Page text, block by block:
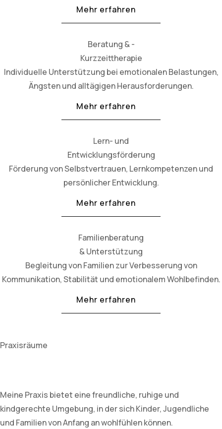
Mehr erfahren
Beratung & -
Kurzzeittherapie
Individuelle Unterstützung bei emotionalen Belastungen,
Ängsten und alltägigen Herausforderungen.
Mehr erfahren
Lern- und
Entwicklungsförderung
Förderung von Selbstvertrauen, Lernkompetenzen und
persönlicher Entwicklung.
Mehr erfahren
Familienberatung
& Unterstützung
Begleitung von Familien zur Verbesserung von
Kommunikation, Stabilität und emotionalem Wohlbefinden.
Mehr erfahren
Praxisräume
Meine Praxis bietet eine freundliche, ruhige und
kindgerechte Umgebung, in der sich Kinder, Jugendliche
und Familien von Anfang an wohlfühlen können.